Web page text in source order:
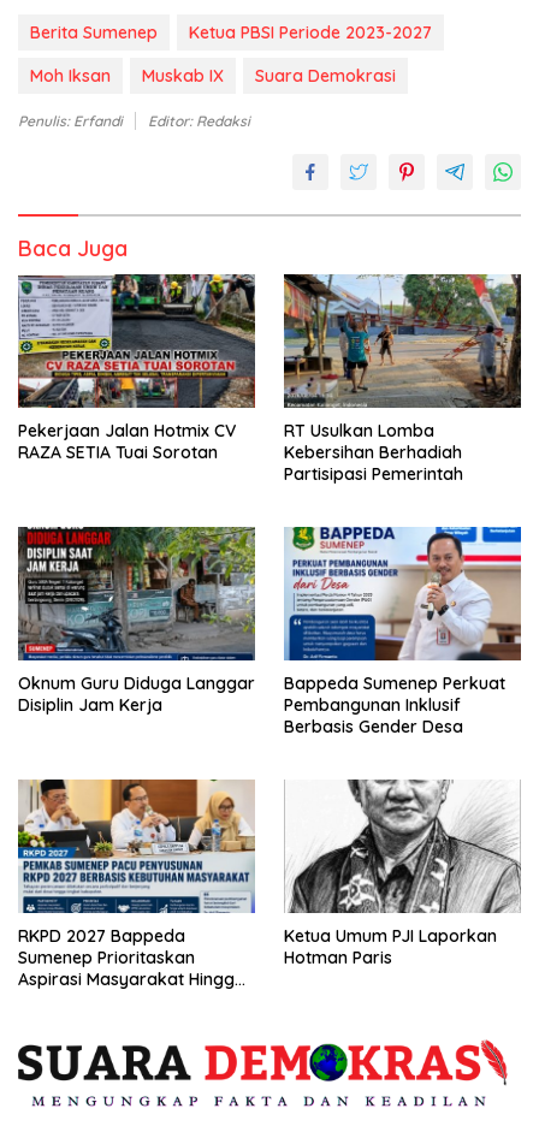
Berita Sumenep
Ketua PBSI Periode 2023-2027
Moh Iksan
Muskab IX Suara Demokrasi
Penulis: Erfandi Editor: Redaksi
Baca Juga
Pekerjaan Jalan Hotmix CV
RAZA SETIA Tuai Sorotan
RT Usulkan Lomba
Kebersihan Berhadiah
Partisipasi Pemerintah
Oknum Guru Diduga Langgar
Disiplin Jam Kerja
Bappeda Sumenep Perkuat
Pembangunan Inklusif
Berbasis Gender Desa
RKPD 2027 Bappeda
Sumenep Prioritaskan
Aspirasi Masyarakat Hingga
Ketua Umum PJI Laporkan
Hotman Paris